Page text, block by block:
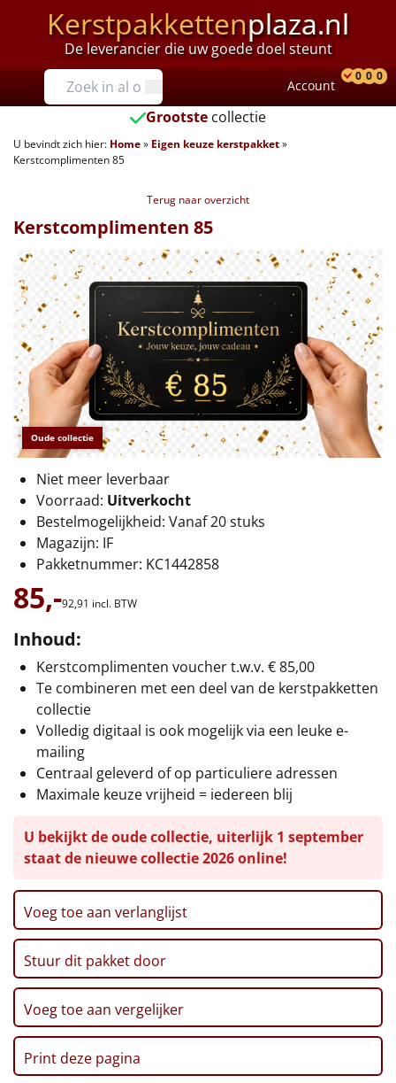
Kerstpakkettenplaza.nl
De leverancier die uw goede doel steunt
Prijzen
Tot €25
€25 tot €35
€40 tot €45
€45 tot €50
€50 tot €55
€55 tot €75
€75 tot €100
€100 en hoger
Alle kerstpakketten 2026
Thema
Origineel
Rituals
Luxe
Mannen
Vrouwen
Duurzaam
Goedkope
Uniek
Alle thema's
Artikel
Hitster NIEUW
Pizzarette
Account
0 0 0
Grootste collectie
U bevindt zich hier: Home» Eigen keuze kerstpakket»
Kerstcomplimenten 85
Terug naar overzicht
Oude collectie
Kerstcomplimenten 85
Niet meer leverbaar
Voorraad: Uitverkocht
Bestelmogelijkheid: Vanaf 20 stuks
Magazijn: IF
Pakketnummer: KC1442858
85,-92,91 incl. BTW
Inhoud:
Kerstcomplimenten voucher t.w.v. € 85,00
Te combineren met een deel van de kerstpakketten
collectie
Volledig digitaal is ook mogelijk via een leuke e-
mailing
Centraal geleverd of op particuliere adressen
Maximale keuze vrijheid = iedereen blij
U bekijkt de oude collectie, uiterlijk 1 september
staat de nieuwe collectie 2026 online!
Voeg toe aan verlanglijst
Stuur dit pakket door
Voeg toe aan vergelijker
Print deze pagina